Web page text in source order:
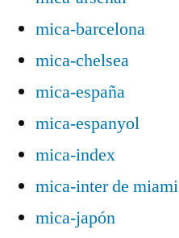
mica-barcelona
mica-chelsea
mica-españa
mica-espanyol
mica-index
mica-inter de miami
mica-japón